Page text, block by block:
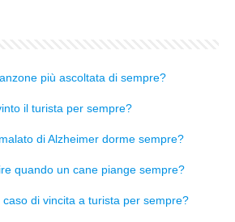
più ascoltata di sempre?
il turista per sempre?
di Alzheimer dorme sempre?
quando un cane piange sempre?
di vincita a turista per sempre?